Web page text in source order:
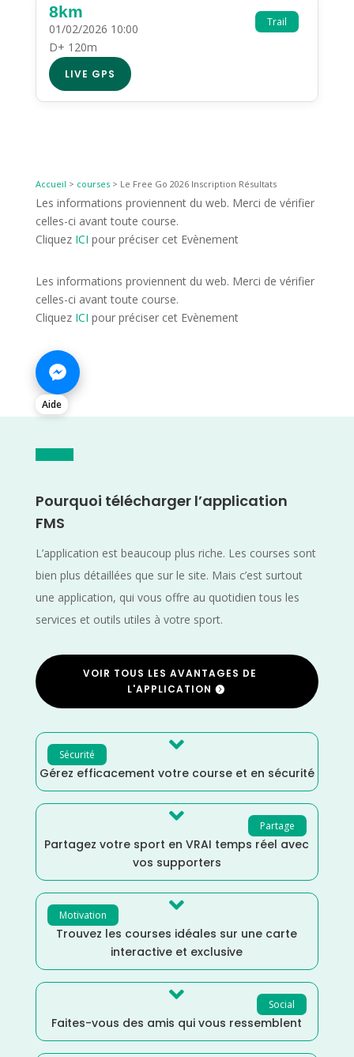
Trail
8km
01/02/2026 10:00
D+ 120m
LIVE GPS
Accueil > courses> Le Free Go 2026 Inscription Résultats
Les informations proviennent du web. Merci de vérifier
celles-ci avant toute course.
Cliquez ICI pour préciser cet Evènement
Les informations proviennent du web. Merci de vérifier
celles-ci avant toute course.
Cliquez ICI pour préciser cet Evènement
Aide
Pourquoi télécharger l’application
FMS
L’application est beaucoup plus riche. Les courses sont
bien plus détaillées que sur le site. Mais c’est surtout
une application, qui vous offre au quotidien tous les
services et outils utiles à votre sport.
VOIR TOUS LES AVANTAGES DE
L'APPLICATION
Sécurité 
Gérez efficacement votre course et en sécurité
Partage

Partagez votre sport en VRAI temps réel avec
vos supporters
Motivation 
Trouvez les courses idéales sur une carte
interactive et exclusive
Social

Faites-vous des amis qui vous ressemblent